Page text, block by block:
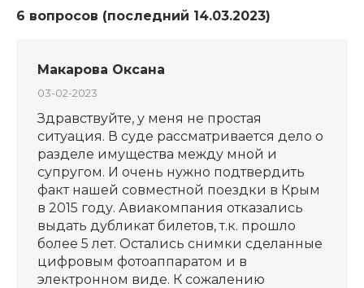
6 вопросов (последний 14.03.2023)
Макарова Оксана
03-02-2023
Здравствуйте, у меня не простая
ситуация. В суде рассматривается дело о
разделе имущества между мной и
супругом. И очень нужно подтвердить
факт нашей совместной поездки в Крым
в 2015 году. Авиакомпания отказались
выдать дубликат билетов, т.к. прошло
более 5 лет. Остались снимки сделанные
цифровым фотоаппаратом и в
электронном виде. К сожалению